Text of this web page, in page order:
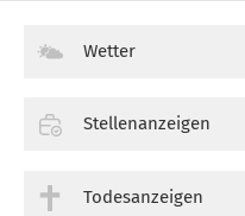
Wetter
Stellenanzeigen
Todesanzeigen